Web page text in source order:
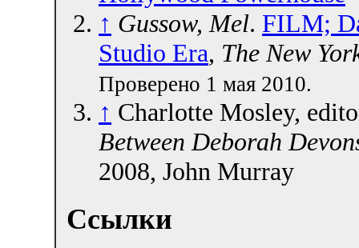
↑ Gussow, Mel. FILM;
Studio Era, The New
Проверено 1 мая 2010.
↑ Charlotte Mosley,
Between Deborah
2008, John Murray
Ссылки